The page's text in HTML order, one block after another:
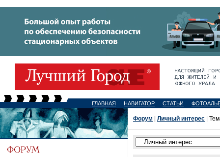
ГЛАВНАЯ НАВИГАТОР СТАТЬИ
Форум Личный интерес |